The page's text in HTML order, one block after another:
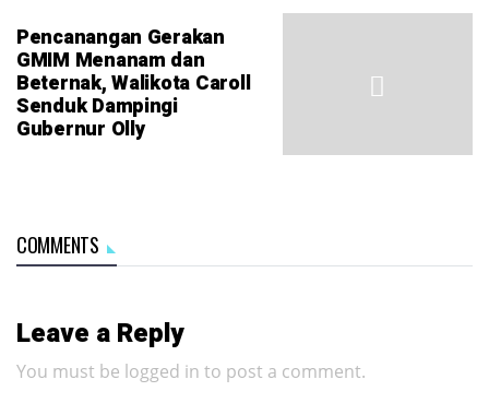
Pencanangan Gerakan
GMIM Menanam dan
Beternak, Walikota Caroll
Senduk Dampingi
Gubernur Olly
COMMENTS
Leave a Reply
You must be logged in to post a comment.